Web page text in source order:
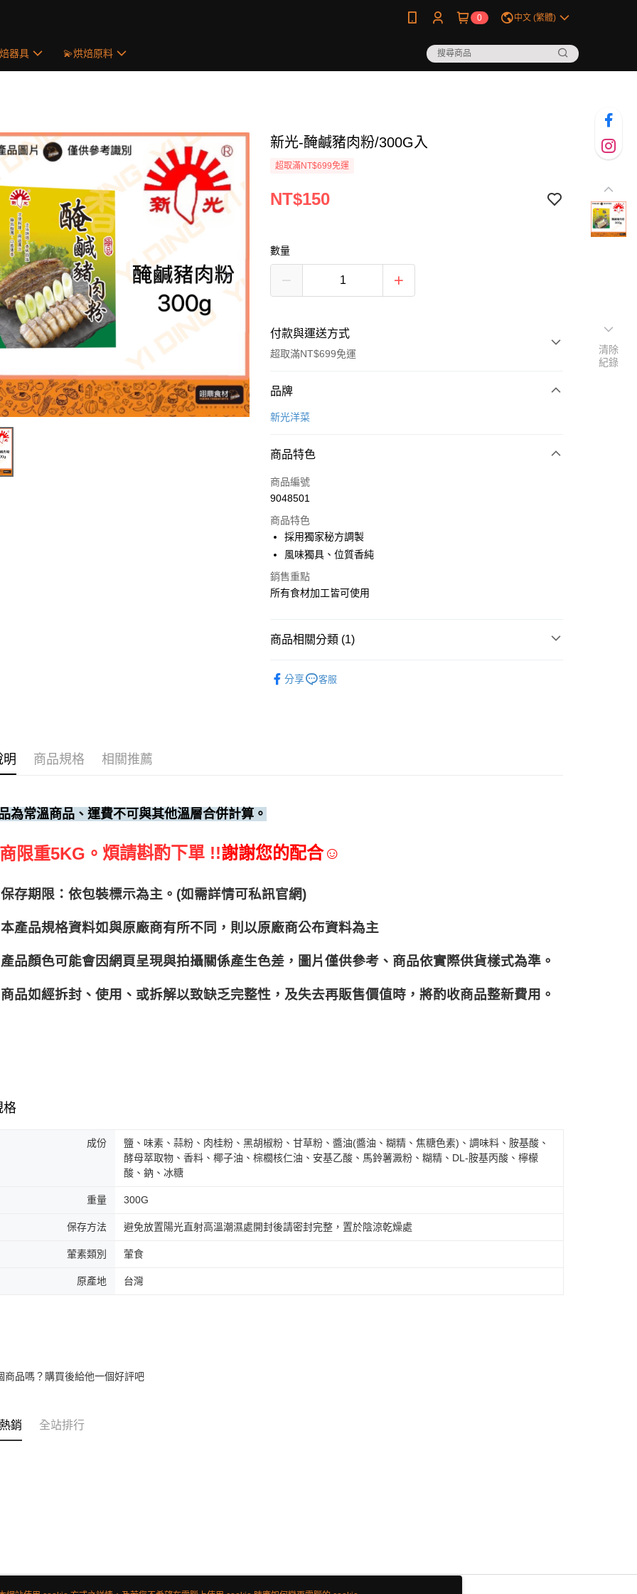
0 中文 (繁體)
器具 💫烘焙原料
新光-醃鹹豬肉粉/300G入
超取滿NT$699免運
NT$150
數量
付款與運送方式
超取滿NT$699免運
付款方式
信用卡一次付款
運送方式
• 付款後全家取貨
每筆NT$60，滿NT$699(含以上)免運費
• 付款後7-11取貨
每筆NT$60，滿NT$699(含以上)免運費
品牌
新光洋菜
商品特色
商品編號
9048501
商品特色
採用獨家秘方調製
風味獨具、位質香純
銷售重點
所有食材加工皆可使用
商品相關分類 (1)
分享
客服
明 商品規格 相關推薦
為常溫商品、運費不可與其他溫層合併計算。
限重5KG。 煩請斟酌下單 !!謝謝您的配合☺
保存期限：依包裝標示為主。(如需詳情可私訊官網)
本產品規格資料如與原廠商有所不同，則以原廠商公布資料為主
產品顏色可能會因網頁呈現與拍攝關係產生色差，圖片僅供參考、商品依實際供貨樣式為準。
商品如經拆封、使用、或拆解以致缺乏完整性，及失去再販售價值時，將酌收商品整﻿新費用。
格
成份
鹽、味素、蒜粉、肉桂粉、黑胡椒粉、甘草粉、醬油(醬油、糊精、焦糖色素)、調味料、胺基酸、
酵母萃取物、香料、椰子油、棕櫚核仁油、安基乙酸、馬鈴薯澱粉、糊精、DL-胺基丙酸、檸檬
酸、鈉、冰糖
重量 300G
保存方法 避免放置陽光直射高溫潮濕處開封後請密封完整，置於陰涼乾燥處
葷素類別 葷食
原產地 台灣
商品嗎？購買後給他一個好評吧
銷 全站排行
清除
紀錄